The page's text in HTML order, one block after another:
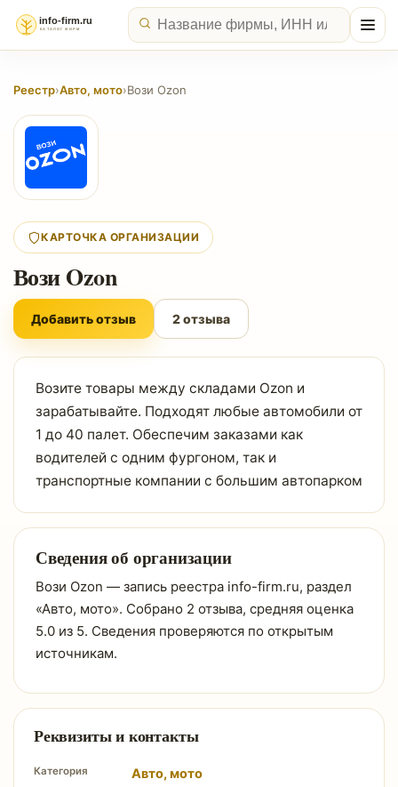
Реестр›Авто, мото›Вози Ozon
КАРТОЧКА ОРГАНИЗАЦИИ
Вози Ozon
Добавить отзыв 2 отзыва
Возите товары между складами Ozon и
зарабатывайте. Подходят любые автомобили от
1 до 40 палет. Обеспечим заказами как
водителей с одним фургоном, так и
транспортные компании с большим автопарком
Сведения об организации
Вози Ozon — запись реестра info-firm.ru, раздел
«Авто, мото». Собрано 2 отзыва, средняя оценка
5.0 из 5. Сведения проверяются по открытым
источникам.
Реквизиты и контакты
Категория Авто, мото